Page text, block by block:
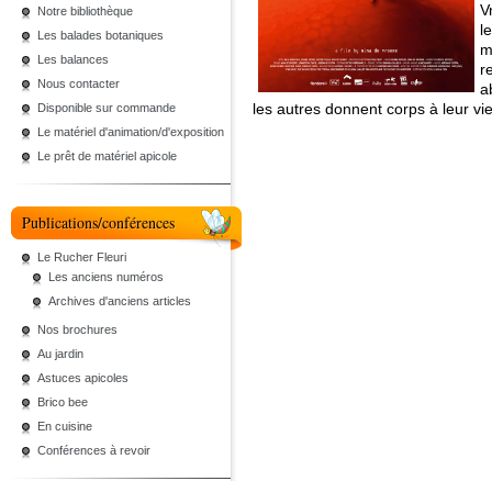
Notre bibliothèque
Les balades botaniques
Les balances
Nous contacter
Disponible sur commande
Le matériel d'animation/d'exposition
Le prêt de matériel apicole
Publications/conférences
Le Rucher Fleuri
Les anciens numéros
Archives d'anciens articles
Nos brochures
Au jardin
Astuces apicoles
Brico bee
En cuisine
Conférences à revoir
les autres donnent corps à leur